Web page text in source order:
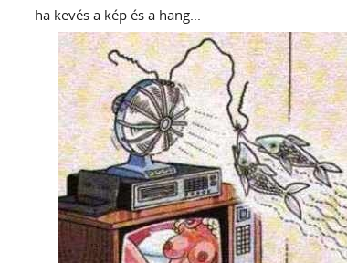
ha kevés a kép és a hang...